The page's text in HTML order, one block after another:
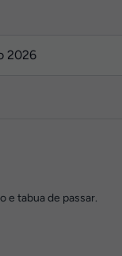
e tabua de passar.